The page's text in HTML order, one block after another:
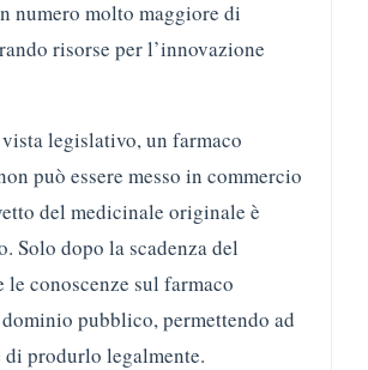
numero molto maggiore di
risorse per l’innovazione
legislativo, un farmaco
può essere messo in commercio
del medicinale originale è
Solo dopo la scadenza del
le conoscenze sul farmaco
pubblico, permettendo ad
di produrlo legalmente.